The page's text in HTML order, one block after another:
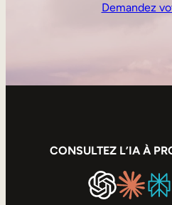
Demandez
CONSULTEZ L’IA À